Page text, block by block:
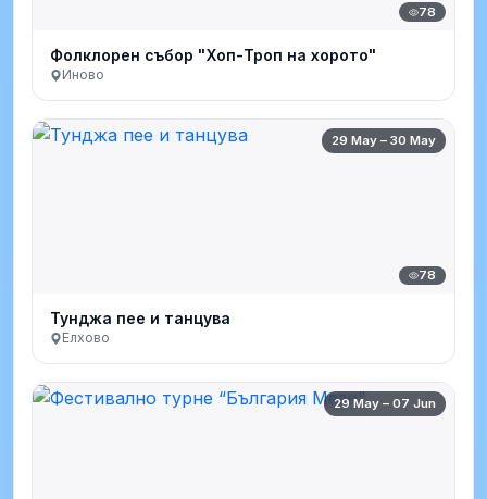
78
Фолклорен събор "Хоп-Троп на хорото"
Иново
29 May – 30 May
78
Тунджа пее и танцува
Елхово
29 May – 07 Jun